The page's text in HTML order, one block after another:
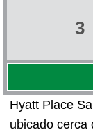
3
Hyatt Place
ubicado cerca